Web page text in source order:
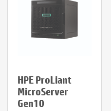
HPE ProLiant
MicroServer
Gen10